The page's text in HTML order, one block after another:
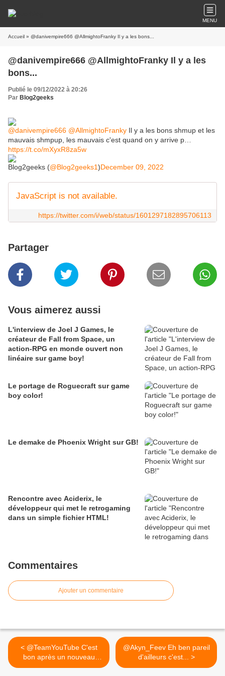
MENU
Accueil » @danivempire666 @AllmightoFranky Il y a les bons...
@danivempire666 @AllmightoFranky Il y a les
bons...
Publié le 09/12/2022 à 20:26
Par Blog2geeks
@danivempire666 @AllmightoFranky Il y a les bons shmup et les
mauvais shmpup, les mauvais c'est quand on y arrive p…
https://t.co/mXyxR8za5w
Blog2geeks (@Blog2geeks1)December 09, 2022
JavaScript is not available.
https://twitter.com/i/web/status/1601297182895706113
Partager
Vous aimerez aussi
L'interview de Joel J Games, le
créateur de Fall from Space, un
action-RPG en monde ouvert non
linéaire sur game boy!
Le portage de Roguecraft sur game
boy color!
Le demake de Phoenix Wright sur GB!
Rencontre avec Aciderix, le
développeur qui met le retrogaming
dans un simple fichier HTML!
Commentaires
Ajouter un commentaire
< @TeamYouTube C'est
bon après un nouveau
vote...
@Akyn_Feev Eh ben pareil
d'ailleurs c'est... >